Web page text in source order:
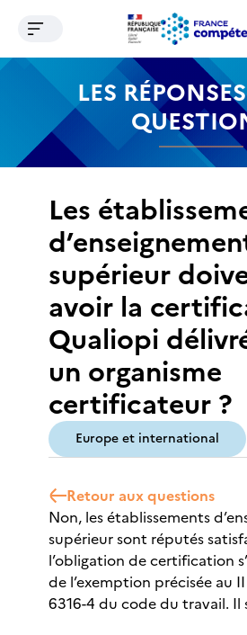
Contenu Recherche Menu
Ouvrir le menu de navigation
LES
Les
supérieur
avoir la
Qualiopi
un organisme
certificateur ?
Europe et international
Retour aux questions
Non, les établissements
supérieur sont réputés
l’obligation de certification
de l’exemption précisée au
6316-4 du code du travail. Il